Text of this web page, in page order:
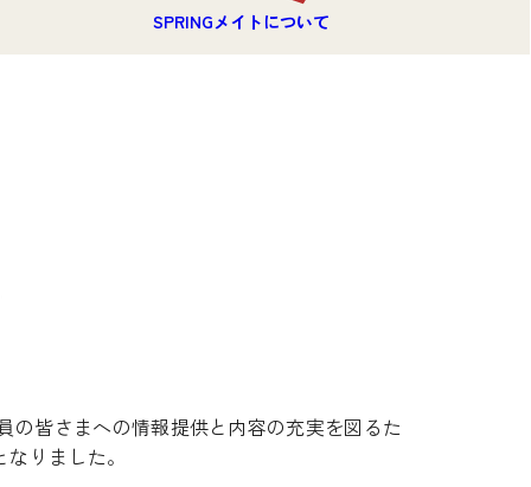
SPRINGメイトについて
の皆さまへの情報提供と内容の充実を図るた
りました。